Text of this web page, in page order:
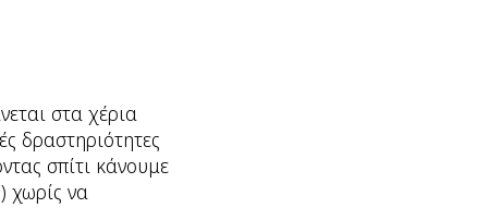
στα χέρια
δραστηριότητες
σπίτι κάνουμε
χωρίς να